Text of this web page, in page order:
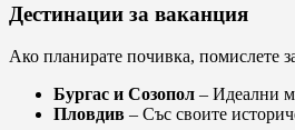
Дестинации за ваканция
Ако планирате почивка, помислете
Бургас и Созопол – Идеални
Пловдив – Със своите